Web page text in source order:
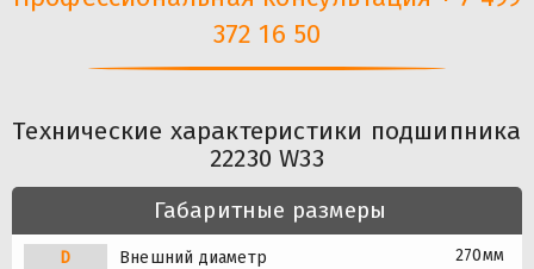
372 16 50
Технические характеристики подшипника
22230 W33
Габаритные размеры
D Внешний диаметр 270мм